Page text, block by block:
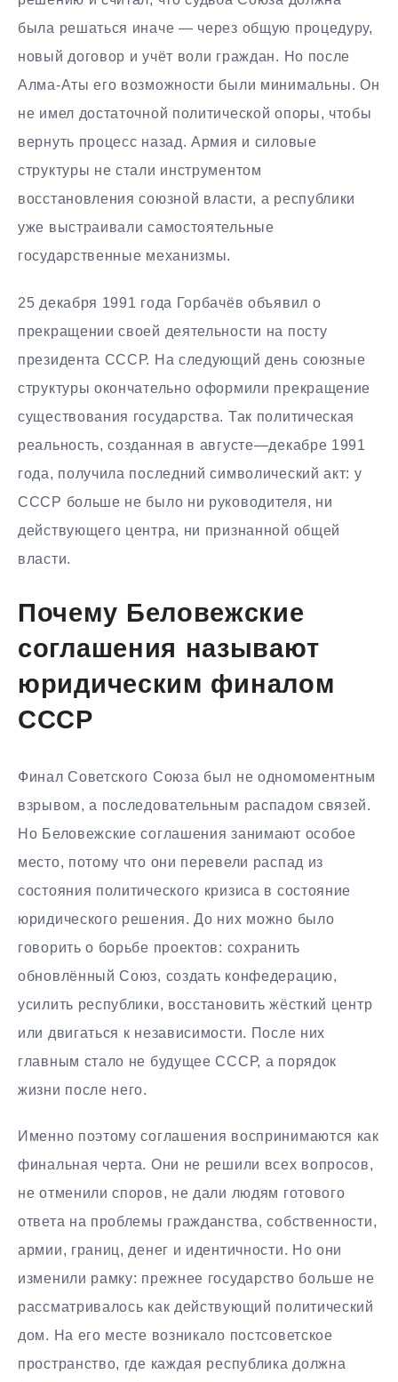
была решаться иначе — через общую процедуру,
новый договор и учёт воли граждан. Но после
Алма-Аты его возможности были минимальны. Он
не имел достаточной политической опоры, чтобы
вернуть процесс назад. Армия и силовые
структуры не стали инструментом
восстановления союзной власти, а республики
уже выстраивали самостоятельные
государственные механизмы.
25 декабря 1991 года Горбачёв объявил о
прекращении своей деятельности на посту
президента СССР. На следующий день союзные
структуры окончательно оформили прекращение
существования государства. Так политическая
реальность, созданная в августе—декабре 1991
года, получила последний символический акт: у
СССР больше не было ни руководителя, ни
действующего центра, ни признанной общей
власти.
Почему Беловежские
соглашения называют
юридическим финалом
СССР
Финал Советского Союза был не одномоментным
взрывом, а последовательным распадом связей.
Но Беловежские соглашения занимают особое
место, потому что они перевели распад из
состояния политического кризиса в состояние
юридического решения. До них можно было
говорить о борьбе проектов: сохранить
обновлённый Союз, создать конфедерацию,
усилить республики, восстановить жёсткий центр
или двигаться к независимости. После них
главным стало не будущее СССР, а порядок
жизни после него.
Именно поэтому соглашения воспринимаются как
финальная черта. Они не решили всех вопросов,
не отменили споров, не дали людям готового
ответа на проблемы гражданства, собственности,
армии, границ, денег и идентичности. Но они
изменили рамку: прежнее государство больше не
рассматривалось как действующий политический
дом. На его месте возникало постсоветское
пространство, где каждая республика должна